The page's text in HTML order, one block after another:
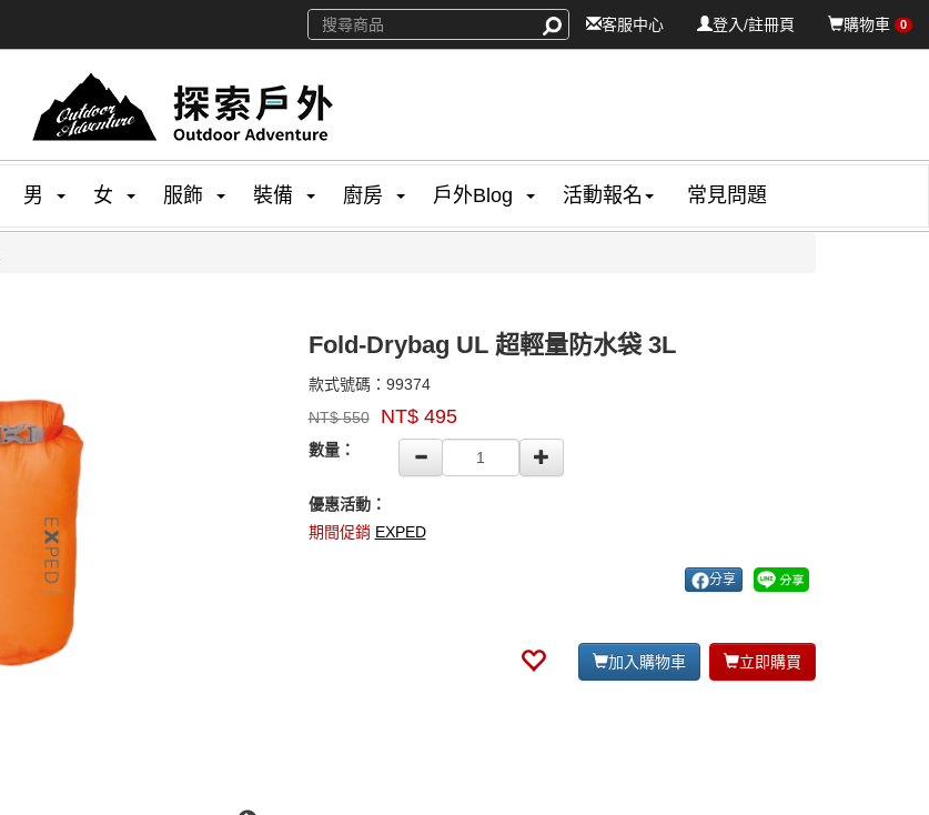
購物車 0
登入/註冊頁
客服中心
男 女 服飾 裝備 廚房 戶外Blog 活動報名 常見問題
Fold-Drybag UL 超輕量防水袋 3L
款式號碼： 9937499374
牌：
EXPED
NT$550 NT$ 495
GOODS000000000000000003033
數量：
優惠活動：
期間促銷 EXPED
分享
加入購物車 立即購買